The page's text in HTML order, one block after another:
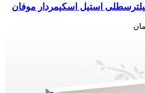
استیل اسکیمردار موفان